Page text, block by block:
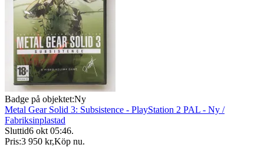
Badge på objektet:Ny
Metal Gear Solid 3: Subsistence - PlayStation 2 PAL - Ny /
Fabriksinplastad
Sluttid6 okt 05:46.
Pris:3 950 kr,Köp nu.